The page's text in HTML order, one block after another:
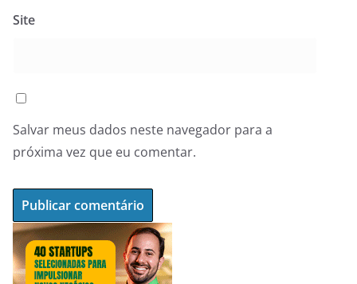
Site
Salvar meus dados neste navegador para a
próxima vez que eu comentar.